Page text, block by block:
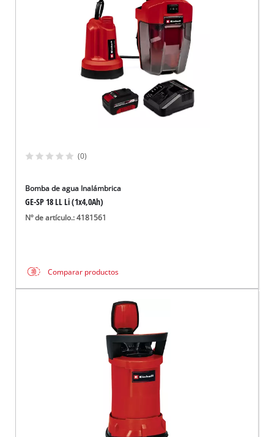
(0)
Bomba de agua Inalámbrica
GE-SP 18 LL Li (1x4,0Ah)
Nº de artículo.: 4181561
Comparar productos